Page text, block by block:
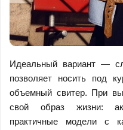
Идеальный вариант —
позволяет носить под
объемный свитер. При
свой образ жизни:
практичные модели с